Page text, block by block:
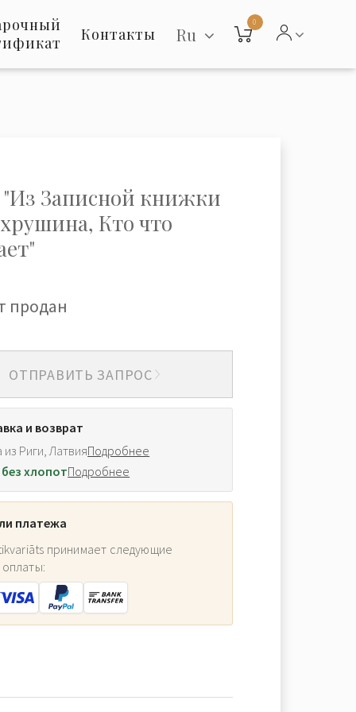
Контакты Ru
0
Записной книжки
Кто что
продан
ОТПРАВИТЬ ЗАПРОС
и возврат
Риги, ЛатвияПодробнее
хлопотПодробнее
платежа
принимает следующие